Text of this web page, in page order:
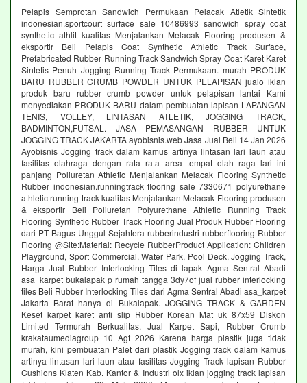
Pelapis Semprotan Sandwich Permukaan Pelacak Atletik Sintetik
indonesian.sportcourt surface sale 10486993 sandwich spray coat
synthetic athlit kualitas Menjalankan Melacak Flooring produsen &
eksportir Beli Pelapis Coat Synthetic Athletic Track Surface,
Prefabricated Rubber Running Track Sandwich Spray Coat Karet Karet
Sintetis Penuh Jogging Running Track Permukaan. murah PRODUK
BARU RUBBER CRUMB POWDER UNTUK PELAPISAN jualo iklan
produk baru rubber crumb powder untuk pelapisan lantai Kami
menyediakan PRODUK BARU dalam pembuatan lapisan LAPANGAN
TENIS, VOLLEY, LINTASAN ATLETIK, JOGGING TRACK,
BADMINTON,FUTSAL. JASA PEMASANGAN RUBBER UNTUK
JOGGING TRACK JAKARTA ayobisnis.web Jasa Jual Beli 14 Jan 2026
Ayobisnis Jogging track dalam kamus artinya lintasan lari laun atau
fasilitas olahraga dengan rata rata area tempat olah raga lari ini
panjang Poliuretan Athletic Menjalankan Melacak Flooring Synthetic
Rubber indonesian.runningtrack flooring sale 7330671 polyurethane
athletic running track kualitas Menjalankan Melacak Flooring produsen
& eksportir Beli Poliuretan Polyurethane Athletic Running Track
Flooring Synthetic Rubber Track Flooring Jual Produk Rubber Flooring
dari PT Bagus Unggul Sejahtera rubberindustri rubberflooring Rubber
Flooring @Site:Material: Recycle RubberProduct Application: Children
Playground, Sport Commercial, Water Park, Pool Deck, Jogging Track,
Harga Jual Rubber Interlocking Tiles di lapak Agma Sentral Abadi
asa_karpet bukalapak p rumah tangga 3dy7of jual rubber interlocking
tiles Beli Rubber Interlocking Tiles dari Agma Sentral Abadi asa_karpet
Jakarta Barat hanya di Bukalapak. JOGGING TRACK & GARDEN
Keset karpet karet anti slip Rubber Korean Mat uk 87x59 Diskon
Limited Termurah Berkualitas. Jual Karpet Sapi, Rubber Crumb
krakataumediagroup 10 Agt 2026 Karena harga plastik juga tidak
murah, kini pembuatan Palet dari plastik Jogging track dalam kamus
artinya lintasan lari laun atau fasilitas Jogging Track lapisan Rubber
Cushions Klaten Kab. Kantor & Industri olx iklan jogging track lapisan